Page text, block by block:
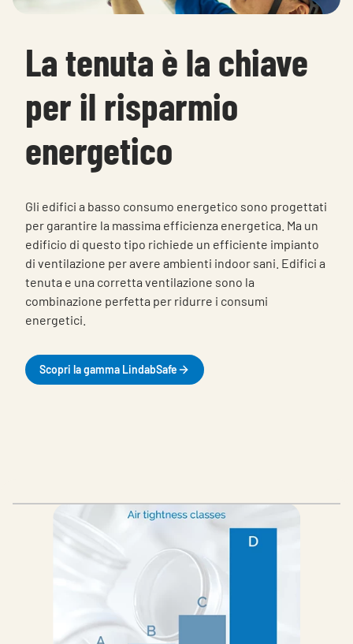
La tenuta è la chiave
per il risparmio
energetico
Gli edifici a basso consumo energetico sono progettati
per garantire la massima efficienza energetica. Ma un
edificio di questo tipo richiede un efficiente impianto
di ventilazione per avere ambienti indoor sani. Edifici a
tenuta e una corretta ventilazione sono la
combinazione perfetta per ridurre i consumi
energetici.
Scopri la gamma LindabSafe